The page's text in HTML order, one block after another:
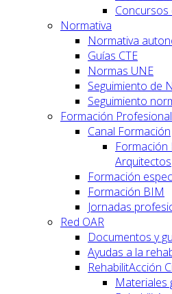
Normativa
Normativa
Guías CTE
Normas UNE
Seguimiento de
Seguimiento
Formación
Canal Formación
Formación
Arquitectos
Formación
Formación BIM
Jornadas
Red OAR
Documentos y
Ayudas a la
RehabilitAcción
Materiales